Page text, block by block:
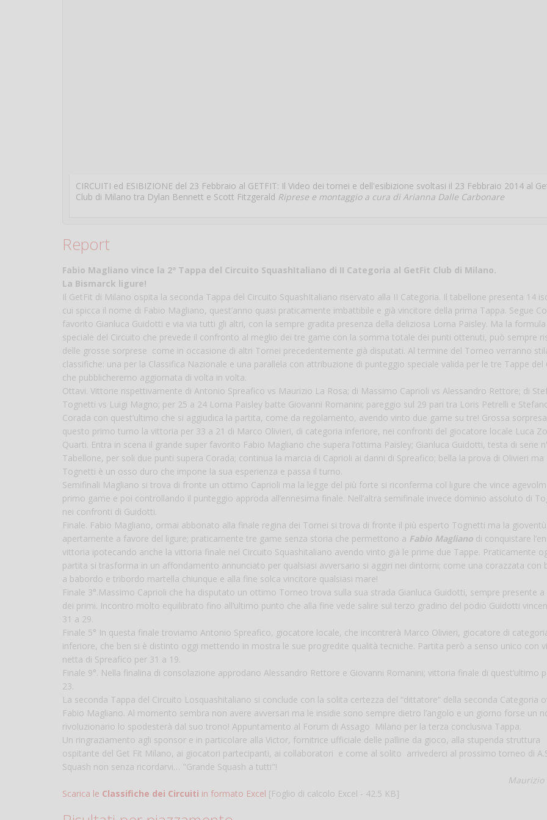
CIRCUITI ed ESIBIZIONE del 23 Febbraio al GETFIT: Il Video dei tornei e dell'esibizione svoltasi il 23 Febbraio 2014 al
Club di Milano tra Dylan Bennett e Scott Fitzgerald Riprese e montaggio a cura di Arianna Dalle Carbonare
Report
Fabio Magliano vince la 2ª Tappa del Circuito SquashItaliano di II Categoria al GetFit Club di Milano.
La Bismarck ligure!
Il GetFit di Milano ospita la seconda Tappa del Circuito SquashItaliano riservato alla II Categoria. Il tabellone presenta 14
cui spicca il nome di Fabio Magliano, quest’anno quasi praticamente imbattibile e già vincitore della prima Tappa. Segue
favorito Gianluca Guidotti e via via tutti gli altri, con la sempre gradita presenza della deliziosa Lorna Paisley. Ma la formula
speciale del Circuito che prevede il confronto al meglio dei tre game con la somma totale dei punti ottenuti, può sempre
delle grosse sorprese come in occasione di altri Tornei precedentemente già disputati. Al termine del Torneo verranno
classifiche: una per la Classifica Nazionale e una parallela con attribuzione di punteggio speciale valida per le tre Tappe del
che pubblicheremo aggiornata di volta in volta.
Ottavi. Vittorie rispettivamente di Antonio Spreafico vs Maurizio La Rosa; di Massimo Caprioli vs Alessandro Rettore; di
Tognetti vs Luigi Magno; per 25 a 24 Lorna Paisley batte Giovanni Romanini; pareggio sul 29 pari tra Loris Petrelli e
Corada con quest’ultimo che si aggiudica la partita, come da regolamento, avendo vinto due game su tre! Grossa
questo primo turno la vittoria per 33 a 21 di Marco Olivieri, di categoria inferiore, nei confronti del giocatore locale Luca
Quarti. Entra in scena il grande super favorito Fabio Magliano che supera l’ottima Paisley; Gianluca Guidotti, testa di serie
Tabellone, per soli due punti supera Corada; continua la marcia di Caprioli ai danni di Spreafico; bella la prova di Olivieri ma
Tognetti è un osso duro che impone la sua esperienza e passa il turno.
Semifinali Magliano si trova di fronte un ottimo Caprioli ma la legge del più forte si riconferma col ligure che vince
primo game e poi controllando il punteggio approda all’ennesima finale. Nell’altra semifinale invece dominio assoluto di
nei confronti di Guidotti.
Finale. Fabio Magliano, ormai abbonato alla finale regina dei Tornei si trova di fronte il più esperto Tognetti ma la
apertamente a favore del ligure; praticamente tre game senza storia che permettono a Fabio Magliano di conquistare
vittoria ipotecando anche la vittoria finale nel Circuito Squashitaliano avendo vinto già le prime due Tappe. Praticamente
partita si trasforma in un affondamento annunciato per qualsiasi avversario si aggiri nei dintorni; come una corazzata con
a babordo e tribordo martella chiunque e alla fine solca vincitore qualsiasi mare!
Finale 3°.Massimo Caprioli che ha disputato un ottimo Torneo trova sulla sua strada Gianluca Guidotti, sempre presente
dei primi. Incontro molto equilibrato fino all’ultimo punto che alla fine vede salire sul terzo gradino del podio Guidotti
31 a 29.
Finale 5° In questa finale troviamo Antonio Spreafico, giocatore locale, che incontrerà Marco Olivieri, giocatore di
inferiore, che ben si è distinto oggi mettendo in mostra le sue progredite qualità tecniche. Partita però a senso unico con
netta di Spreafico per 31 a 19.
Finale 9°. Nella finalina di consolazione approdano Alessandro Rettore e Giovanni Romanini; vittoria finale di quest’ultimo
23.
La seconda Tappa del Circuito Losquashitaliano si conclude con la solita certezza del “dittatore” della seconda Categoria
Fabio Magliano. Al momento sembra non avere avversari ma le insidie sono sempre dietro l’angolo e un giorno forse un
rivoluzionario lo spodesterà dal suo trono! Appuntamento al Forum di Assago Milano per la terza conclusiva Tappa.
Un ringraziamento agli sponsor e in particolare alla Victor, fornitrice ufficiale delle palline da gioco, alla stupenda struttura
ospitante del Get Fit Milano, ai giocatori partecipanti, ai collaboratori e come al solito arrivederci al prossimo torneo di
Squash non senza ricordarvi… "Grande Squash a tutti"!
Maurizio
Scarica le Classifiche dei Circuiti in formato Excel [Foglio di calcolo Excel - 42.5 KB]